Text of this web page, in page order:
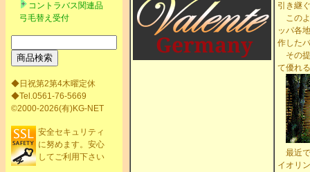
コントラバス関連品
弓毛替え受付
◆日祝第2第4木曜定休
◆Tel.0561-76-5669
©2000-2026(有)KG-NET
安全セキュリティ
に努めます。安心
してご利用下さい
引き継
このよ
ッパ各
作した
その提
て優れ
最近で
イオリ